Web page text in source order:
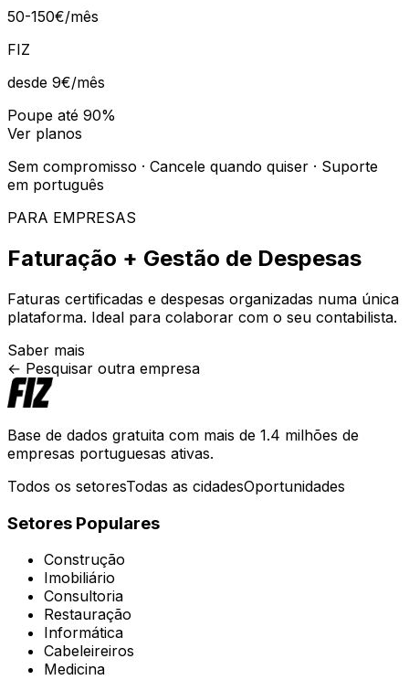
50-150€/mês
FIZ
desde 9€/mês
Poupe até 90%
Ver planos
Sem compromisso · Cancele quando quiser · Suporte
em português
PARA EMPRESAS
Faturação + Gestão de Despesas
Faturas certificadas e despesas organizadas numa única
plataforma. Ideal para colaborar com o seu contabilista.
Saber mais
← Pesquisar outra empresa
Base de dados gratuita com mais de 1.4 milhões de
empresas portuguesas ativas.
Todos os setoresTodas as cidadesOportunidades
Setores Populares
Construção
Imobiliário
Consultoria
Restauração
Informática
Cabeleireiros
Medicina